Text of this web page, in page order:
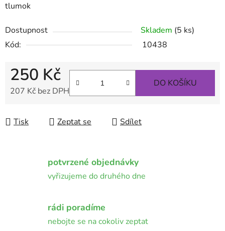
tlumok
Dostupnost Skladem (5 ks)
Kód:
10438
250 Kč
207 Kč bez DPH
DO KOŠÍKU
Tisk Zeptat se Sdílet
potvrzené objednávky
vyřizujeme do druhého dne
rádi poradíme
nebojte se na cokoliv zeptat